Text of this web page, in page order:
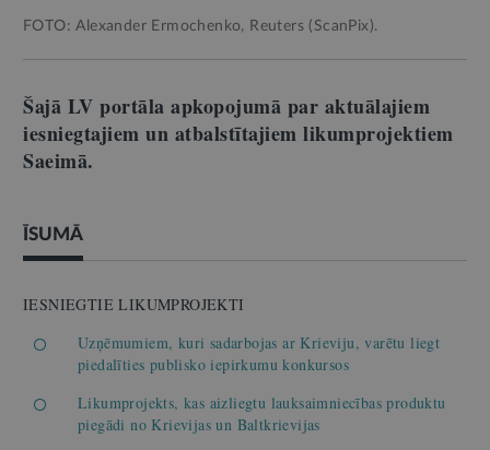
FOTO: Alexander Ermochenko, Reuters (ScanPix).
Šajā LV portāla apkopojumā par aktuālajiem
iesniegtajiem un atbalstītajiem likumprojektiem
Saeimā.
ĪSUMĀ
IESNIEGTIE LIKUMPROJEKTI
Uzņēmumiem, kuri sadarbojas ar Krieviju, varētu liegt
piedalīties publisko iepirkumu konkursos
Likumprojekts, kas aizliegtu lauksaimniecības produktu
piegādi no Krievijas un Baltkrievijas